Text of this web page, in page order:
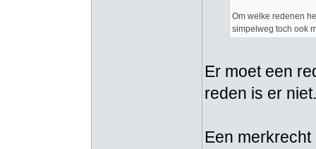
Om welke redenen
simpelweg toch ook
Er moet een
reden is er niet.
Een